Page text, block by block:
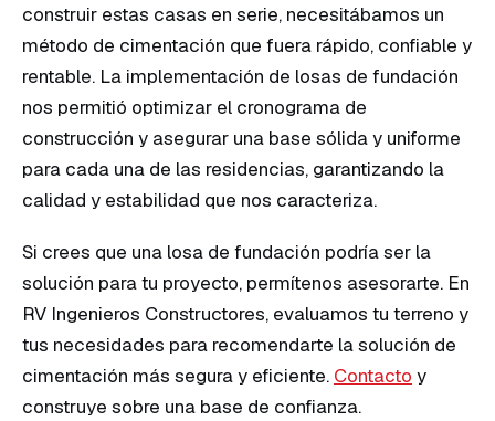
construir estas casas en serie, necesitábamos un
método de cimentación que fuera rápido, confiable y
rentable. La implementación de losas de fundación
nos permitió optimizar el cronograma de
construcción y asegurar una base sólida y uniforme
para cada una de las residencias, garantizando la
calidad y estabilidad que nos caracteriza.
Si crees que una losa de fundación podría ser la
solución para tu proyecto, permítenos asesorarte. En
RV Ingenieros Constructores, evaluamos tu terreno y
tus necesidades para recomendarte la solución de
cimentación más segura y eficiente. Contacto y
construye sobre una base de confianza.